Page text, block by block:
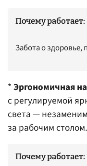
Почему работает:
Забота о здоровье,
*Эргономичная
с регулируемой
света —
за рабочим столом.
Почему работает: